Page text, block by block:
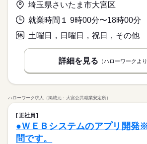
埼玉県さいたま市大宮区
就業時間１ 9時00分〜18時00分
土曜日，日曜日，祝日，その他
詳細を見る （ハローワークよ
ハローワーク求人（掲載元：大宮公共職業安定所）
正社員
●ＷＥＢシステムのアプリ開発
問です。